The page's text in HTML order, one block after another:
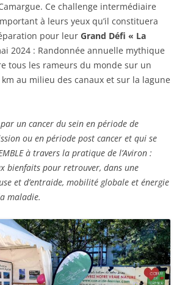
Ce challenge intermédiaire
à leurs yeux qu’il constituera
pour leur Grand Défi « La
2024 : Randonnée annuelle mythique
tous les rameurs du monde sur un
km au milieu des canaux et sur la lagune
un cancer du sein en période de
ou en période post cancer et qui se
à travers la pratique de l’Aviron :
bienfaits pour retrouver, dans une
et d’entraide, mobilité globale et énergie
maladie.